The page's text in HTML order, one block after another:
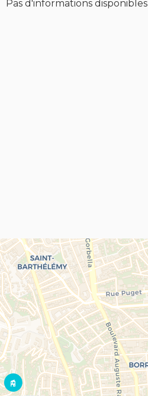
Pas d'informations disponibles